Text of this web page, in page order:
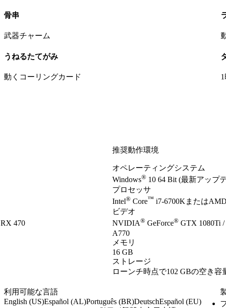
骨串
武器チャーム
うねるたてがみ
動くコーリングカード
RX 470
推奨動作環境
オペレーティングシステム
Windows® 10 64 Bit (最新アップ
プロセッサ
Intel® Core™ i7-6700Kまたは
ビデオ
NVIDIA® GeForce® GTX 1080Ti
A770
メモリ
16 GB
ストレージ
ローンチ時点で102 GBの空き容
利用可能な言語
English (US)Español (AL)Português (BR)DeutschEspañol (EU)